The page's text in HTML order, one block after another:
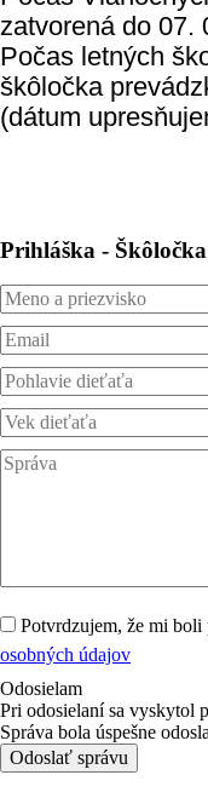
zatvorená do 07.
Počas letných
škôločka
(dátum
Prihláška - Škôločka
Potvrdzujem, že mi boli
osobných údajov
Odosielam
Pri odosielaní sa vyskytol
Správa bola úspešne
Odoslať správu